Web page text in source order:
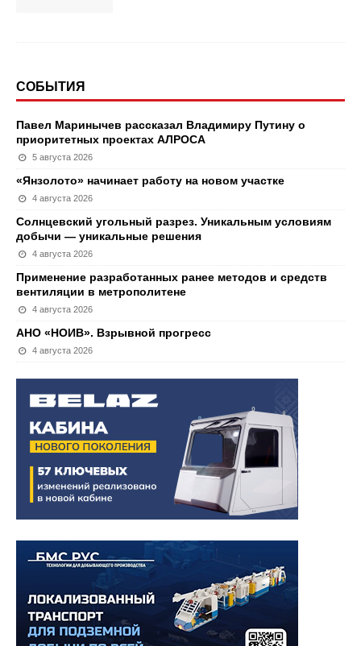
СОБЫТИЯ
Павел Маринычев рассказал Владимиру Путину о
приоритетных проектах АЛРОСА
5 августа 2026
«Янзолото» начинает работу на новом участке
4 августа 2026
Солнцевский угольный разрез. Уникальным условиям
добычи — уникальные решения
4 августа 2026
Применение разработанных ранее методов и средств
вентиляции в метрополитене
4 августа 2026
АНО «НОИВ». Взрывной прогресс
4 августа 2026